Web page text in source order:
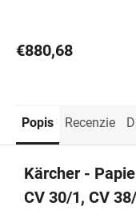
€880,68
Popis Recenzie
Kärcher -
CV 30/1, CV